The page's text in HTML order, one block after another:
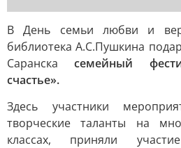
В День семьи любви и
библиотека А.С.Пушкина
Саранскасемейный
счастье».
Здесь участники
творческие таланты на
классах, приняли